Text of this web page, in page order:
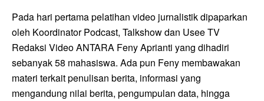
Pada hari pertama pelatihan video jurnalistik dipaparkan
oleh Koordinator Podcast, Talkshow dan Usee TV
Redaksi Video ANTARA Feny Aprianti yang dihadiri
sebanyak 58 mahasiswa. Ada pun Feny membawakan
materi terkait penulisan berita, informasi yang
mengandung nilai berita, pengumpulan data, hingga